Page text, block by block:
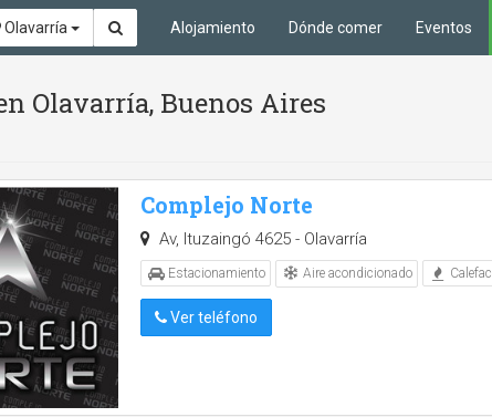
Olavarría Alojamiento Dónde comer Eventos
Olavarría, Buenos Aires
Complejo Norte
Av, Ituzaingó 4625 - Olavarría
Estacionamiento Aire acondicionado
Ver teléfono